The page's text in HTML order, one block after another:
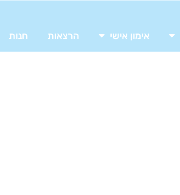
אימון אישי הרצאות חנות